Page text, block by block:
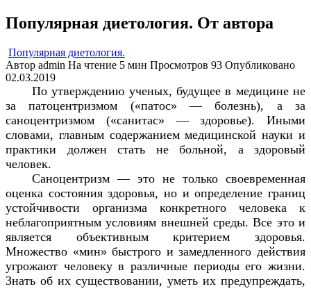
Популярная диетология. От автора
Популярная диетология.
Автор admin На чтение 5 мин Просмотров 93 Опубликовано
02.03.2019
По утверждению ученых, будущее в медицине не
за патоцентризмом («патос» — болезнь), а за
саноцентризмом («санитас» — здоровье). Иными
словами, главным содержанием медицинской науки и
практики должен стать не больной, а здоровый
человек.
Саноцентризм — это не только своевременная
оценка состояния здоровья, но и определение границ
устойчивости организма конкретного человека к
неблагоприятным условиям внешней среды. Все это и
является объективным критерием здоровья.
Множество «мин» быстрого и замедленного действия
угрожают человеку в различные периоды его жизни.
Знать об их существовании, уметь их предупреждать,